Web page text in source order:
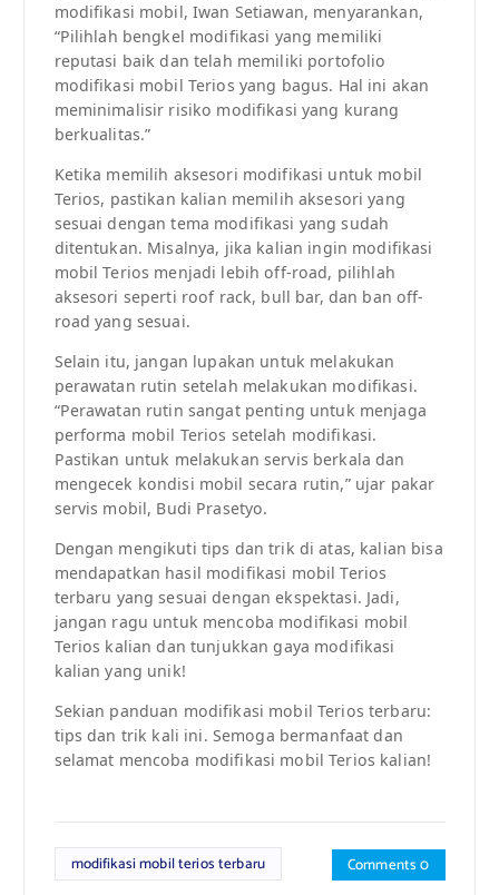
modifikasi mobil, Iwan Setiawan, menyarankan,
“Pilihlah bengkel modifikasi yang memiliki
reputasi baik dan telah memiliki portofolio
modifikasi mobil Terios yang bagus. Hal ini akan
meminimalisir risiko modifikasi yang kurang
berkualitas.”
Ketika memilih aksesori modifikasi untuk mobil
Terios, pastikan kalian memilih aksesori yang
sesuai dengan tema modifikasi yang sudah
ditentukan. Misalnya, jika kalian ingin modifikasi
mobil Terios menjadi lebih off-road, pilihlah
aksesori seperti roof rack, bull bar, dan ban off-
road yang sesuai.
Selain itu, jangan lupakan untuk melakukan
perawatan rutin setelah melakukan modifikasi.
“Perawatan rutin sangat penting untuk menjaga
performa mobil Terios setelah modifikasi.
Pastikan untuk melakukan servis berkala dan
mengecek kondisi mobil secara rutin,” ujar pakar
servis mobil, Budi Prasetyo.
Dengan mengikuti tips dan trik di atas, kalian bisa
mendapatkan hasil modifikasi mobil Terios
terbaru yang sesuai dengan ekspektasi. Jadi,
jangan ragu untuk mencoba modifikasi mobil
Terios kalian dan tunjukkan gaya modifikasi
kalian yang unik!
Sekian panduan modifikasi mobil Terios terbaru:
tips dan trik kali ini. Semoga bermanfaat dan
selamat mencoba modifikasi mobil Terios kalian!
modifikasi mobil terios terbaru Comments 0